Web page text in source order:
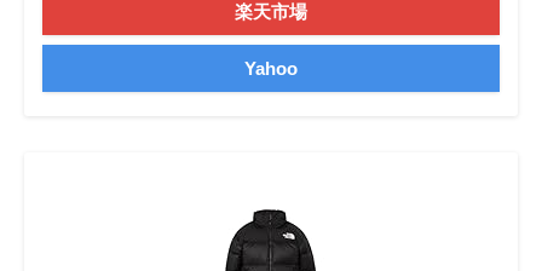
楽天市場
Yahoo